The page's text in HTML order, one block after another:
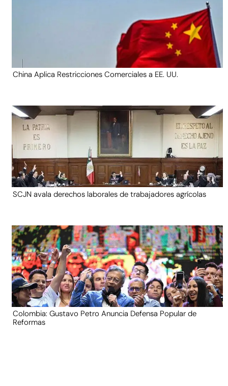
China Aplica Restricciones Comerciales a EE. UU.
SCJN avala derechos laborales de trabajadores agrícolas
Colombia: Gustavo Petro Anuncia Defensa Popular de
Reformas